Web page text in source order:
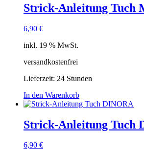
Strick-Anleitung Tuch
6,90 €
inkl. 19 % MwSt.
versandkostenfrei
Lieferzeit: 24 Stunden
In den Warenkorb
Strick-Anleitung Tuch
6,90 €